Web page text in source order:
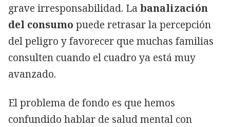
grave irresponsabilidad. La banalización
del consumo puede retrasar la percepción
del peligro y favorecer que muchas familias
consulten cuando el cuadro ya está muy
avanzado.
El problema de fondo es que hemos
confundido hablar de salud mental con